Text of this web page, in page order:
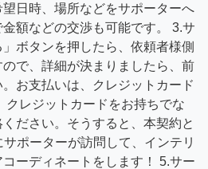
日時、場所などをサポーターへ
額などの交渉も可能です。 3.サ
ボタンを押したら、依頼者様側
で、詳細が決まりましたら、前
お支払いは、クレジットカード
クレジットカードをお持ちでな
ださい。そうすると、本契約と
ポーターが訪問して、インテリ
ーディネートをします！ 5.サー